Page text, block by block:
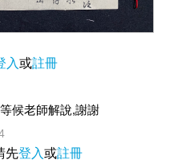
入或註冊
候老師解說,謝謝
先登入或註冊